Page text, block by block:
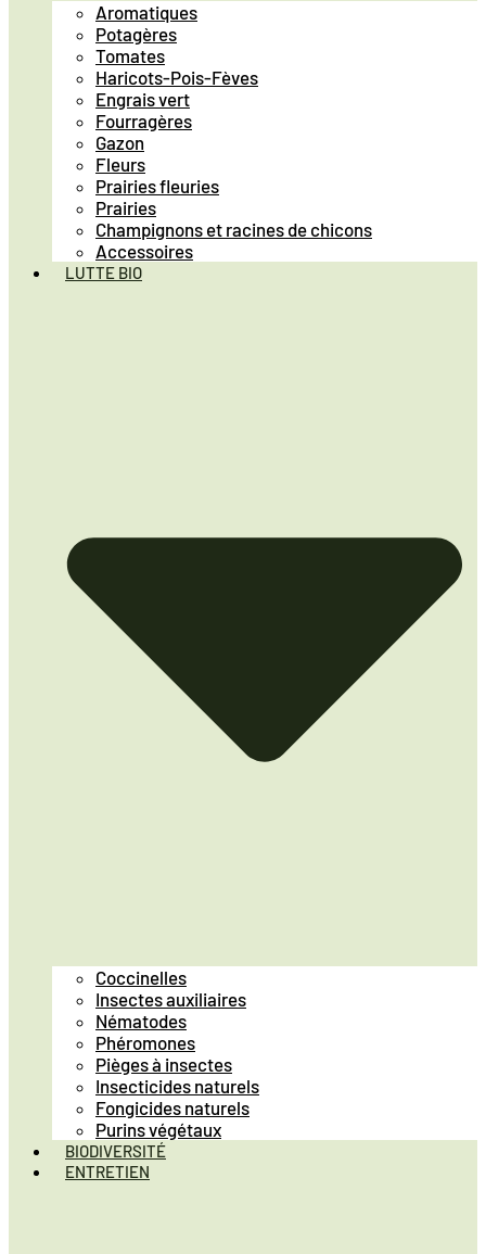
Aromatiques
Potagères
Tomates
Haricots-Pois-Fèves
Engrais vert
Fourragères
Gazon
Fleurs
Prairies fleuries
Prairies
Champignons et racines de chicons
Accessoires
LUTTE BIO
Coccinelles
Insectes auxiliaires
Nématodes
Phéromones
Pièges à insectes
Insecticides naturels
Fongicides naturels
Purins végétaux
BIODIVERSITÉ
ENTRETIEN